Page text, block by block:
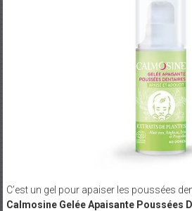
C’est un gel pour apaiser les poussées
Calmosine Gelée Apaisante Poussées